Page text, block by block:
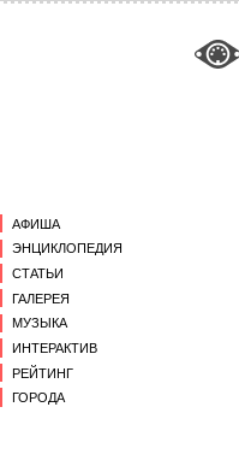
АФИША
ЭНЦИКЛОПЕДИЯ
СТАТЬИ
ГАЛЕРЕЯ
МУЗЫКА
ИНТЕРАКТИВ
РЕЙТИНГ
ГОРОДА